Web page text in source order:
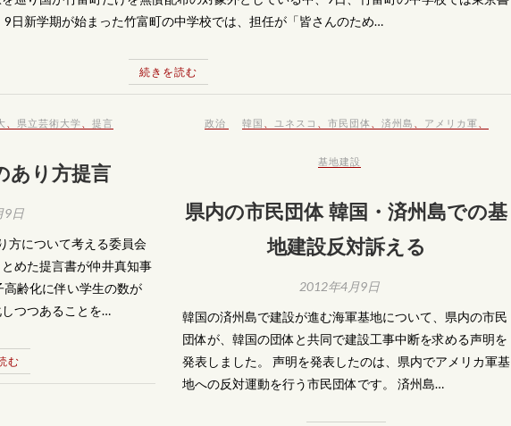
日新学期が始まった竹富町の中学校では、担任が「皆さんのため…
続きを読む
県立芸術大学 、提言
あり方提言
9日
方について考える委員会
めた提言書が仲井真知事
齢化に伴い学生の数が
つつあることを…
む
政治 韓国 ユネスコ 市民団体 済州島 アメリカ軍
基地建設
県内の市民団体 韓国・済州島での基
地建設反対訴える
2012年4月9日
韓国の済州島で建設が進む海軍基地について、県内の市民
団体が、韓国の団体と共同で建設工事中断を求める声明を
発表しました。 声明を発表したのは、県内でアメリカ軍基
地への反対運動を行う市民団体です。 済州島…